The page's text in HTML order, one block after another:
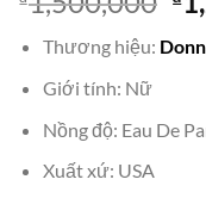
gốc
là:
Thương hiệu:
Giới tính: Nữ
Nồng độ: Eau De
Xuất xứ: USA